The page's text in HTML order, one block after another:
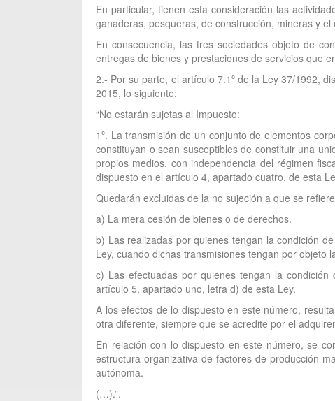
En particular, tienen esta consideración las
ganaderas, pesqueras, de construcción, mineras y
En consecuencia, las tres sociedades objeto de
entregas de bienes y prestaciones de servicios que
2.- Por su parte, el artículo 7.1º de la Ley 37/1992,
2015, lo siguiente:
“No estarán sujetas al Impuesto:
1º. La transmisión de un conjunto de elementos
constituyan o sean susceptibles de constituir una
propios medios, con independencia del régimen
dispuesto en el artículo 4, apartado cuatro, de esta
Quedarán excluidas de la no sujeción a que se
a) La mera cesión de bienes o de derechos.
b) Las realizadas por quienes tengan la condición
Ley, cuando dichas transmisiones tengan por objeto
c) Las efectuadas por quienes tengan la
artículo 5, apartado uno, letra d) de esta Ley.
A los efectos de lo dispuesto en este número,
otra diferente, siempre que se acredite por el
En relación con lo dispuesto en este número, se
estructura organizativa de factores de producción
autónoma.
(…).”.